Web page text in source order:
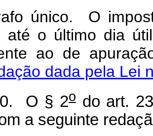
único. O
até o último dia
ao de
dada pela Lei
O § 2odo art.
a seguinte